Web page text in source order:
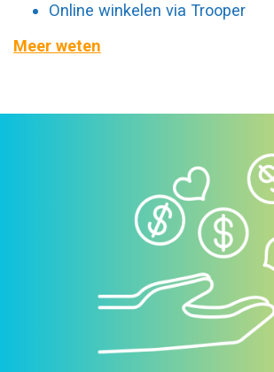
Online winkelen via Trooper
Meer weten